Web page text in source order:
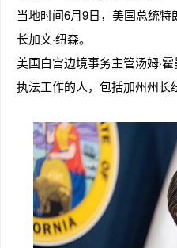
当地时间6月9日，美国总统
长加文·纽森。
美国白宫边境事务主管汤姆·
执法工作的人，包括加州州长